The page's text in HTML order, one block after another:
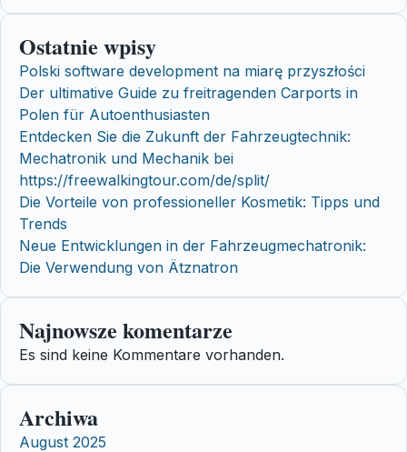
Ostatnie wpisy
Polski software development na miarę przyszłości
Der ultimative Guide zu freitragenden Carports in
Polen für Autoenthusiasten
Entdecken Sie die Zukunft der Fahrzeugtechnik:
Mechatronik und Mechanik bei
https://freewalkingtour.com/de/split/
Die Vorteile von professioneller Kosmetik: Tipps und
Trends
Neue Entwicklungen in der Fahrzeugmechatronik:
Die Verwendung von Ätznatron
Najnowsze komentarze
Es sind keine Kommentare vorhanden.
Archiwa
August 2025